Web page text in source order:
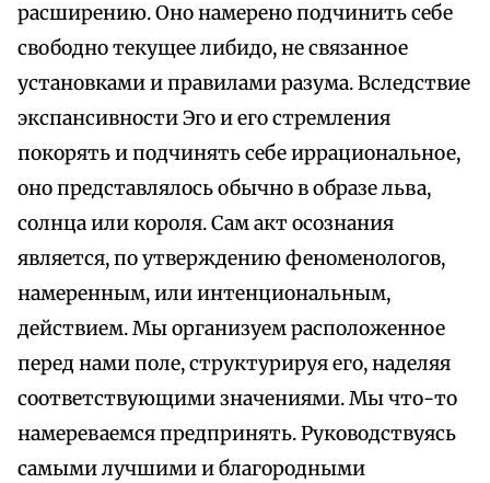
расширению. Оно намерено подчинить себе
свободно текущее либидо, не связанное
установками и правилами разума. Вследствие
экспансивности Эго и его стремления
покорять и подчинять себе иррациональное,
оно представлялось обычно в образе льва,
солнца или короля. Сам акт осознания
является, по утверждению феноменологов,
намеренным, или интенциональным,
действием. Мы организуем расположенное
перед нами поле, структурируя его, наделяя
соответствующими значениями. Мы что-то
намереваемся предпринять. Руководствуясь
самыми лучшими и благородными